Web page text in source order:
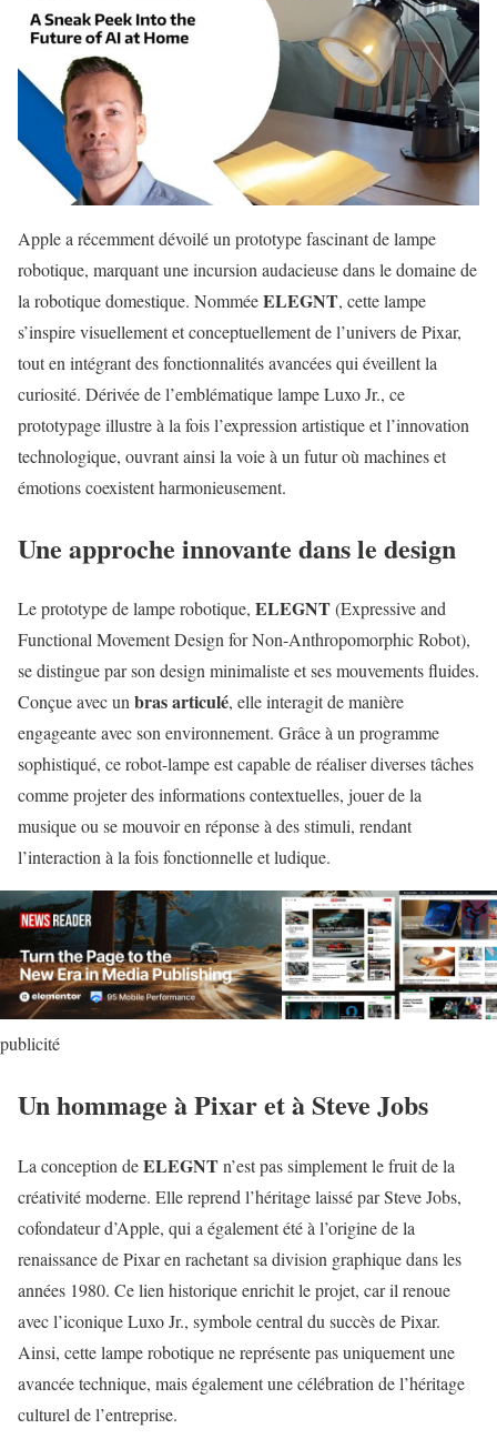
Apple a récemment dévoilé un prototype fascinant de lampe
robotique, marquant une incursion audacieuse dans le domaine de
la robotique domestique. NomméeELEGNT, cette lampe
s’inspire visuellement et conceptuellement de l’univers de Pixar,
tout en intégrant des fonctionnalités avancées qui éveillent la
curiosité. Dérivée de l’emblématique lampe Luxo Jr., ce
prototypage illustre à la fois l’expression artistique et l’innovation
technologique, ouvrant ainsi la voie à un futur où machines et
émotions coexistent harmonieusement.
Une approche innovante dans le design
Le prototype de lampe robotique, ELEGNT(Expressive and
Functional Movement Design for Non-Anthropomorphic Robot),
se distingue par son design minimaliste et ses mouvements fluides.
Conçue avec unbras articulé, elle interagit de manière
engageante avec son environnement. Grâce à un programme
sophistiqué, ce robot-lampe est capable de réaliser diverses tâches
comme projeter des informations contextuelles, jouer de la
musique ou se mouvoir en réponse à des stimuli, rendant
l’interaction à la fois fonctionnelle et ludique.
publicité
Un hommage à Pixar et à Steve Jobs
La conception deELEGNTn’est pas simplement le fruit de la
créativité moderne. Elle reprend l’héritage laissé par Steve Jobs,
cofondateur d’Apple, qui a également été à l’origine de la
renaissance de Pixar en rachetant sa division graphique dans les
années 1980. Ce lien historique enrichit le projet, car il renoue
avec l’iconique Luxo Jr., symbole central du succès de Pixar.
Ainsi, cette lampe robotique ne représente pas uniquement une
avancée technique, mais également une célébration de l’héritage
culturel de l’entreprise.